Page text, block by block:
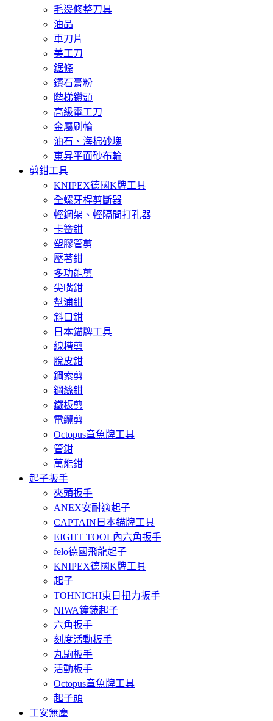
毛邊修整刀具
油品
車刀片
美工刀
鋸條
鑽石膏粉
階梯鑽頭
高級電工刀
金屬刷輪
油石、海棉砂塊
東昇平面砂布輪
剪鉗工具
KNIPEX德國K牌工具
全螺牙桿剪斷器
輕鋼架、輕隔間打孔器
卡簧鉗
塑膠管剪
壓著鉗
多功能剪
尖嘴鉗
幫浦鉗
斜口鉗
日本錨牌工具
線槽剪
脫皮鉗
鋼索剪
鋼絲鉗
鐵板剪
電纜剪
Octopus章魚牌工具
管鉗
萬能鉗
起子扳手
夾頭扳手
ANEX安耐適起子
CAPTAIN日本錨牌工具
EIGHT TOOL內六角扳手
felo德國飛龍起子
KNIPEX德國K牌工具
起子
TOHNICHI東日扭力扳手
NIWA鐘錶起子
六角扳手
刻度活動板手
丸駒板手
活動板手
Octopus章魚牌工具
起子頭
工安無塵